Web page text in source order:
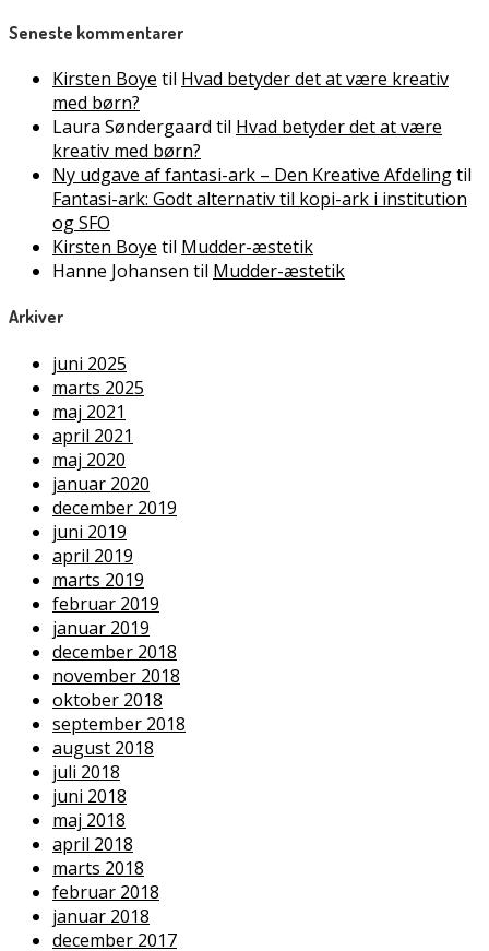
Seneste kommentarer
Kirsten Boye til Hvad betyder det at være kreativ
med børn?
Laura Søndergaard til Hvad betyder det at være
kreativ med børn?
Ny udgave af fantasi-ark – Den Kreative Afdelingtil
Fantasi-ark: Godt alternativ til kopi-ark i institution
og SFO
Kirsten Boye til Mudder-æstetik
Hanne Johansen til Mudder-æstetik
Arkiver
juni 2025
marts 2025
maj 2021
april 2021
maj 2020
januar 2020
december 2019
juni 2019
april 2019
marts 2019
februar 2019
januar 2019
december 2018
november 2018
oktober 2018
september 2018
august 2018
juli 2018
juni 2018
maj 2018
april 2018
marts 2018
februar 2018
januar 2018
december 2017